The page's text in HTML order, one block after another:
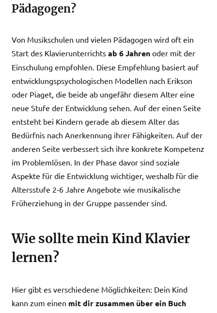
Pädagogen?
Von Musikschulen und vielen Pädagogen wird oft ein
Start des Klavierunterrichts ab 6 Jahren oder mit der
Einschulung empfohlen. Diese Empfehlung basiert auf
entwicklungspsychologischen Modellen nach Erikson
oder Piaget, die beide ab ungefähr diesem Alter eine
neue Stufe der Entwicklung sehen. Auf der einen Seite
entsteht bei Kindern gerade ab diesem Alter das
Bedürfnis nach Anerkennung ihrer Fähigkeiten. Auf der
anderen Seite verbessert sich ihre konkrete Kompetenz
im Problemlösen. In der Phase davor sind soziale
Aspekte für die Entwicklung wichtiger, weshalb für die
Altersstufe 2-6 Jahre Angebote wie musikalische
Früherziehung in der Gruppe passender sind.
Wie sollte mein Kind Klavier
lernen?
Hier gibt es verschiedene Möglichkeiten: Dein Kind
kann zum einen mit dir zusammen über ein Buch